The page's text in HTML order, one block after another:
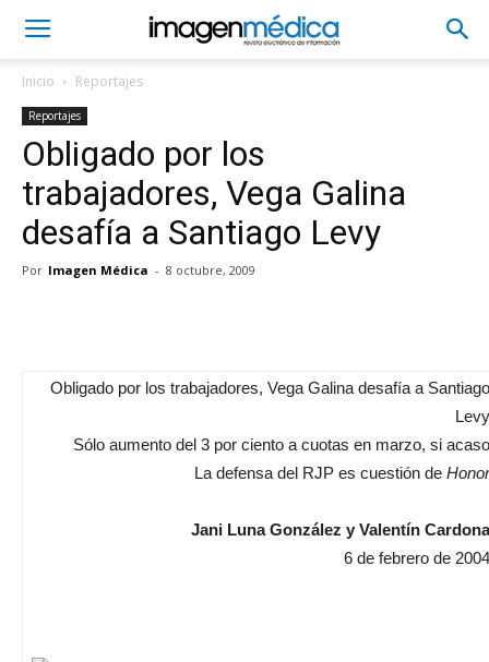
Inicio Reportajes
Reportajes
Obligado por los
trabajadores, Vega Galina
desafía a Santiago Levy
Por Imagen Médica - 8 octubre, 2009
Obligado por los trabajadores, Vega Galina desafía a Santiago
Levy
Sólo aumento del 3 por ciento a cuotas en marzo, si acaso
La defensa del RJP es cuestión de Honor
Jani Luna González y Valentín Cardona
6 de febrero de 2004